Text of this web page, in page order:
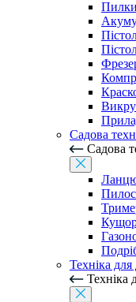
Садова
Садова
Техніка